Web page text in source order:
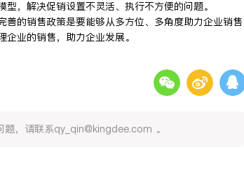
，解决促销设置不灵活、执行不方便的问题。
的销售政策是要能够从多方位、多角度助力企业销售
业的销售，助力企业发展。
，请联系qy_qin@kingdee.com 。